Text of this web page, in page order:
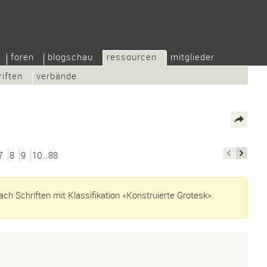
foren blogschau
ressourcen
verbände
mitglieder
8 9 10…88
Schriften mit Klassifikation «Konstruierte Grotesk».